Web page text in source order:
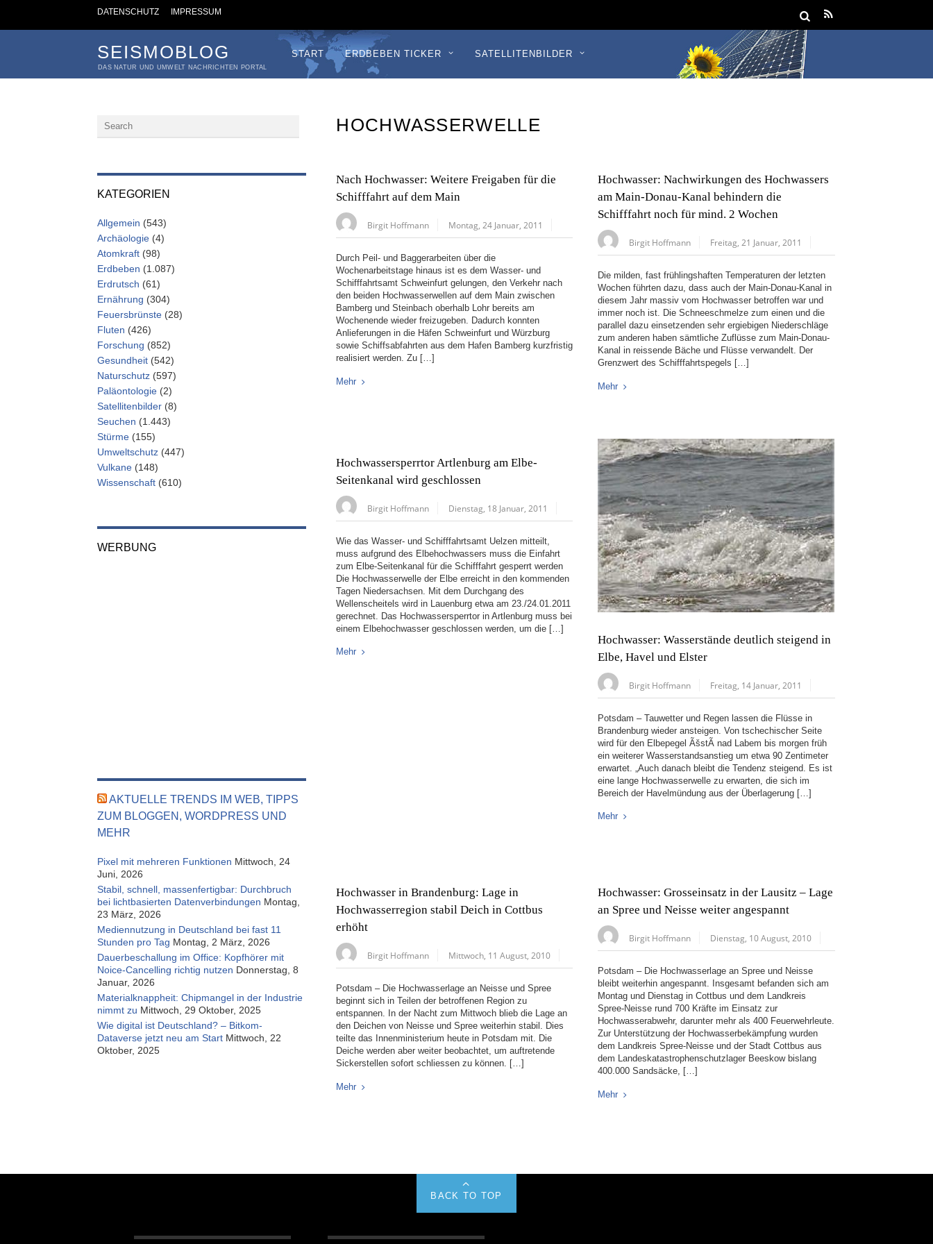
DATENSCHUTZ IMPRESSUM
SEISMOBLOG
DAS NATUR UND UMWELT NACHRICHTEN PORTAL
START ERDBEBEN TICKER SATELLITENBILDER
HOCHWASSERWELLE
Nach Hochwasser: Weitere Freigaben für die
Schifffahrt auf dem Main
Birgit Hoffmann Montag, 24 Januar, 2011
Durch Peil- und Baggerarbeiten über die
Wochenarbeitstage hinaus ist es dem Wasser- und
Schifffahrtsamt Schweinfurt gelungen, den Verkehr nach
den beiden Hochwasserwellen auf dem Main zwischen
Bamberg und Steinbach oberhalb Lohr bereits am
Wochenende wieder freizugeben. Dadurch konnten
Anlieferungen in die Häfen Schweinfurt und Würzburg
sowie Schiffsabfahrten aus dem Hafen Bamberg kurzfristig
realisiert werden. Zu […]
Mehr
Hochwasser: Nachwirkungen des Hochwassers
am Main-Donau-Kanal behindern die
Schifffahrt noch für mind. 2 Wochen
Birgit Hoffmann Freitag, 21 Januar, 2011
Die milden, fast frühlingshaften Temperaturen der letzten
Wochen führten dazu, dass auch der Main-Donau-Kanal in
diesem Jahr massiv vom Hochwasser betroffen war und
immer noch ist. Die Schneeschmelze zum einen und die
parallel dazu einsetzenden sehr ergiebigen Niederschläge
zum anderen haben sämtliche Zuflüsse zum Main-Donau-
Kanal in reissende Bäche und Flüsse verwandelt. Der
Grenzwert des Schifffahrtspegels […]
Mehr
Hochwassersperrtor Artlenburg am Elbe-
Seitenkanal wird geschlossen
Birgit Hoffmann Dienstag, 18 Januar, 2011
Wie das Wasser- und Schifffahrtsamt Uelzen mitteilt,
muss aufgrund des Elbehochwassers muss die Einfahrt
zum Elbe-Seitenkanal für die Schifffahrt gesperrt werden
Die Hochwasserwelle der Elbe erreicht in den kommenden
Tagen Niedersachsen. Mit dem Durchgang des
Wellenscheitels wird in Lauenburg etwa am 23./24.01.2011
gerechnet. Das Hochwassersperrtor in Artlenburg muss bei
einem Elbehochwasser geschlossen werden, um die […]
Mehr
Hochwasser: Wasserstände deutlich steigend in
Elbe, Havel und Elster
Birgit Hoffmann Freitag, 14 Januar, 2011
Potsdam – Tauwetter und Regen lassen die Flüsse in
Brandenburg wieder ansteigen. Von tschechischer Seite
wird für den Elbepegel ÃšstÃ­ nad Labem bis morgen früh
ein weiterer Wasserstandsanstieg um etwa 90 Zentimeter
erwartet. „Auch danach bleibt die Tendenz steigend. Es ist
eine lange Hochwasserwelle zu erwarten, die sich im
Bereich der Havelmündung aus der Überlagerung […]
Mehr
Hochwasser in Brandenburg: Lage in
Hochwasserregion stabil Deich in Cottbus
erhöht
Birgit Hoffmann Mittwoch, 11 August, 2010
Potsdam – Die Hochwasserlage an Neisse und Spree
beginnt sich in Teilen der betroffenen Region zu
entspannen. In der Nacht zum Mittwoch blieb die Lage an
den Deichen von Neisse und Spree weiterhin stabil. Dies
teilte das Innenministerium heute in Potsdam mit. Die
Deiche werden aber weiter beobachtet, um auftretende
Sickerstellen sofort schliessen zu können. […]
Mehr
Hochwasser: Grosseinsatz in der Lausitz – Lage
an Spree und Neisse weiter angespannt
Birgit Hoffmann Dienstag, 10 August, 2010
Potsdam – Die Hochwasserlage an Spree und Neisse
bleibt weiterhin angespannt. Insgesamt befanden sich am
Montag und Dienstag in Cottbus und dem Landkreis
Spree-Neisse rund 700 Kräfte im Einsatz zur
Hochwasserabwehr, darunter mehr als 400 Feuerwehrleute.
Zur Unterstützung der Hochwasserbekämpfung wurden
dem Landkreis Spree-Neisse und der Stadt Cottbus aus
dem Landeskatastrophenschutzlager Beeskow bislang
400.000 Sandsäcke, […]
Mehr
KATEGORIEN
Allgemein (543)
Archäologie (4)
Atomkraft (98)
Erdbeben (1.087)
Erdrutsch (61)
Ernährung (304)
Feuersbrünste (28)
Fluten (426)
Forschung (852)
Gesundheit (542)
Naturschutz (597)
Paläontologie (2)
Satellitenbilder (8)
Seuchen (1.443)
Stürme (155)
Umweltschutz (447)
Vulkane (148)
Wissenschaft (610)
WERBUNG
AKTUELLE TRENDS IM WEB, TIPPS
ZUM BLOGGEN, WORDPRESS UND
MEHR
Pixel mit mehreren Funktionen Mittwoch, 24
Juni, 2026
Stabil, schnell, massenfertigbar: Durchbruch
bei lichtbasierten Datenverbindungen Montag,
23 März, 2026
Mediennutzung in Deutschland bei fast 11
Stunden pro Tag Montag, 2 März, 2026
Dauerbeschallung im Office: Kopfhörer mit
Noice-Cancelling richtig nutzen Donnerstag, 8
Januar, 2026
Materialknappheit: Chipmangel in der Industrie
nimmt zu Mittwoch, 29 Oktober, 2025
Wie digital ist Deutschland? – Bitkom-
Dataverse jetzt neu am Start Mittwoch, 22
Oktober, 2025
BACK TO TOP